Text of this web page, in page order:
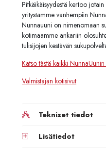
Pitkäikäisyydestä kertoo
yritystämme vanhempiin
Nunnauuni on nimenomaan
kotimaamme ankariin
tulisijojen kestävän
Katso tästä kaikki
Valmistajan kotisivut
Tekniset tiedot
Lisätiedot